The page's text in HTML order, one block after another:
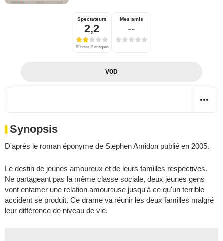
Spectateurs
2,2
70 notes, 5 critiques
Mes amis
--
VOD
Synopsis
D'après le roman éponyme de Stephen Amidon publié en 2005.
Le destin de jeunes amoureux et de leurs familles respectives.
Ne partageant pas la même classe sociale, deux jeunes gens
vont entamer une relation amoureuse jusqu'à ce qu'un terrible
accident se produit. Ce drame va réunir les deux familles malgré
leur différence de niveau de vie.